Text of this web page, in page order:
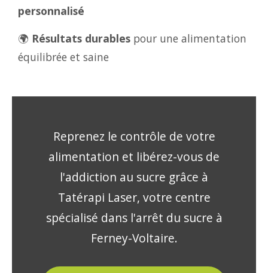
personnalisé
🌍 Résultats durables pour une alimentation
équilibrée et saine
Reprenez le contrôle de votre
alimentation et libérez-vous de
l'addiction au sucre grâce à
Tatérapi Laser, votre centre
spécialisé dans l'arrêt du sucre à
Ferney-Voltaire.